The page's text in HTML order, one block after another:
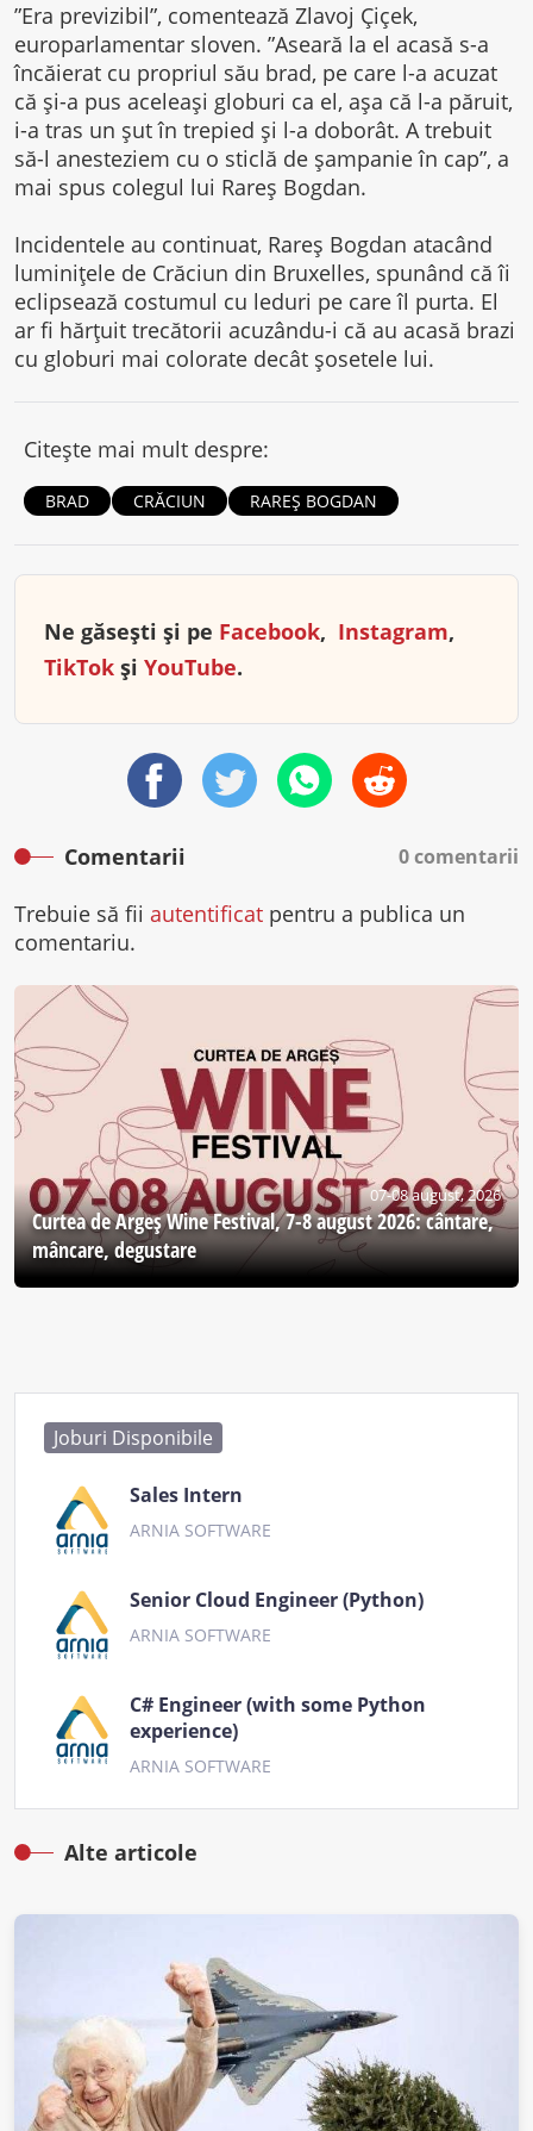
”Era previzibil”, comentează Zlavoj Çiçek,
europarlamentar sloven. ”Aseară la el acasă s-a
încăierat cu propriul său brad, pe care l-a acuzat
că și-a pus aceleași globuri ca el, așa că l-a păruit,
i-a tras un șut în trepied și l-a doborât. A trebuit
să-l anesteziem cu o sticlă de șampanie în cap”, a
mai spus colegul lui Rareș Bogdan.
Incidentele au continuat, Rareș Bogdan atacând
luminițele de Crăciun din Bruxelles, spunând că îi
eclipsează costumul cu leduri pe care îl purta. El
ar fi hărțuit trecătorii acuzându-i că au acasă brazi
cu globuri mai colorate decât șosetele lui.
Citește mai mult despre:
BRAD CRĂCIUN RAREȘ BOGDAN
Ne găsești și pe Facebook, Instagram,
TikTok și YouTube.
Comentarii 0 comentarii
Trebuie să fii autentificat pentru a publica un
comentariu.
07-08 august, 2026
Curtea de Argeş Wine Festival, 7-8 august 2026: cântare,
mâncare, degustare
Joburi Disponibile
Sales Intern
ARNIA SOFTWARE
Senior Cloud Engineer (Python)
ARNIA SOFTWARE
C# Engineer (with some Python
experience)
ARNIA SOFTWARE
Alte articole